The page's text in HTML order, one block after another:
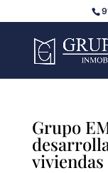
Grupo
viviendas